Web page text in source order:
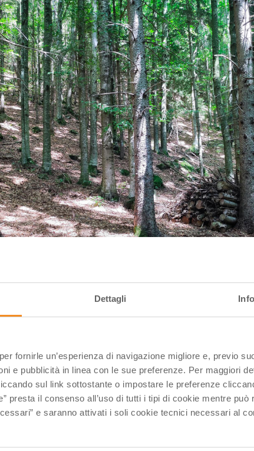
Dettagli
fornirle un’esperienza di navigazione migliore e, previo
e pubblicità in linea con le sue preferenze. Per maggiori
sul link sottostante o impostare le preferenze
presta il consenso all’uso di tutti i tipi di cookie mentre
e saranno attivati i soli cookie tecnici necessari al
di strada asfaltata ci immergiamo nel fresco del
su una parte pianeggiante fino ad arrivare